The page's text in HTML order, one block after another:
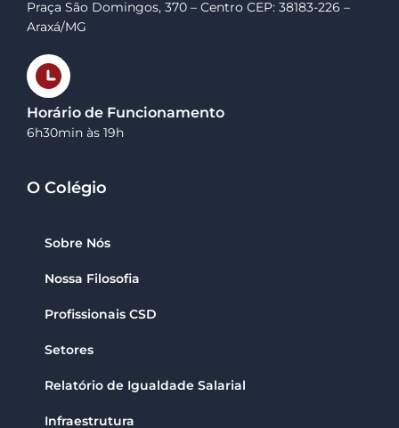
Praça São Domingos, 370 – Centro CEP: 38183-226 –
Araxá/MG
Horário de Funcionamento
6h30min às 19h
O Colégio
Sobre Nós
Nossa Filosofia
Profissionais CSD
Setores
Relatório de Igualdade Salarial
Infraestrutura